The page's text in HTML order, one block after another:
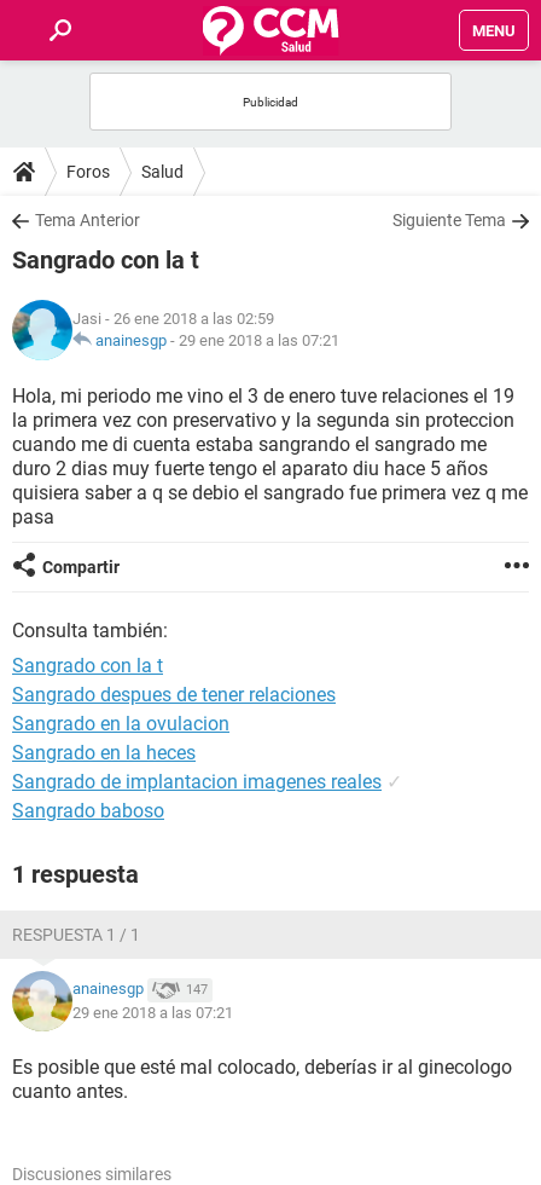
MENU
FOROS
SALUD
FAMILIA
NUTRICIÓN
BIENESTAR
SEXUALIDAD
GLOSARIO
Foros Salud
Tema Anterior Siguiente Tema
Sangrado con la t
Jasi - 26 ene 2018 a las 02:59
anainesgp - 29 ene 2018 a las 07:21
Hola, mi periodo me vino el 3 de enero tuve relaciones el 19
la primera vez con preservativo y la segunda sin proteccion
cuando me di cuenta estaba sangrando el sangrado me
duro 2 dias muy fuerte tengo el aparato diu hace 5 años
quisiera saber a q se debio el sangrado fue primera vez q me
pasa
Compartir
Consulta también:
Sangrado con la t
Sangrado despues de tener relaciones
Sangrado en la ovulacion
Sangrado en la heces
Sangrado de implantacion imagenes reales ✓
Sangrado baboso
1 respuesta
RESPUESTA 1 / 1
anainesgp 147
29 ene 2018 a las 07:21
Es posible que esté mal colocado, deberías ir al ginecologo
cuanto antes.
Discusiones similares